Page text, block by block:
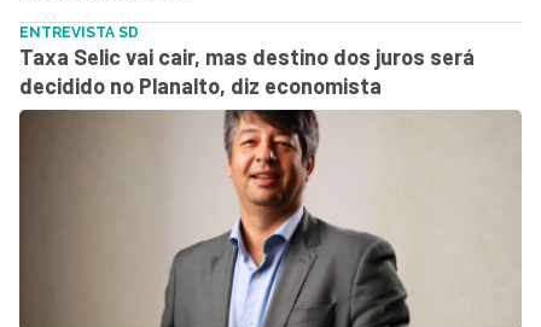
ENTREVISTA SD
Taxa Selic vai cair, mas destino dos juros será
decidido no Planalto, diz economista